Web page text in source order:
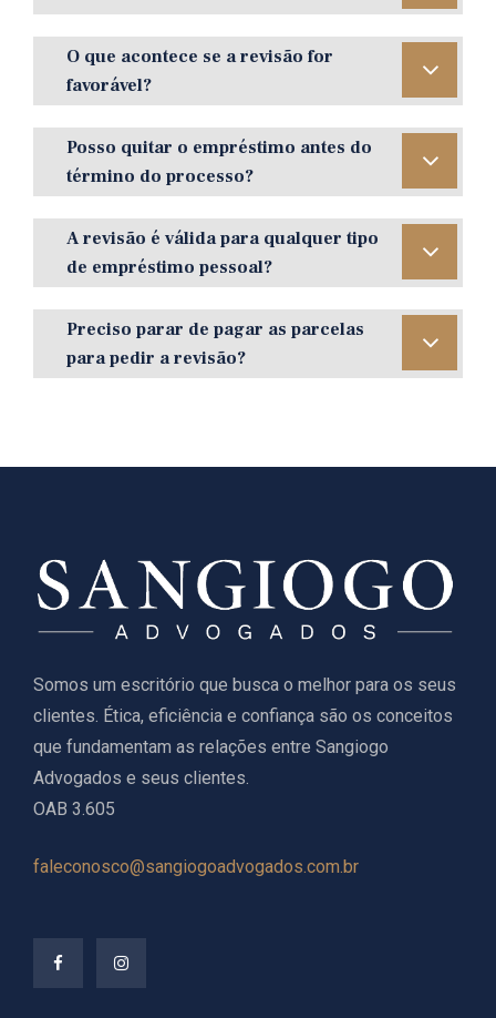
O que acontece se a revisão for
favorável?
Posso quitar o empréstimo antes do
término do processo?
A revisão é válida para qualquer tipo
de empréstimo pessoal?
Preciso parar de pagar as parcelas
para pedir a revisão?
Somos um escritório que busca o melhor para os seus
clientes. Ética, eficiência e confiança são os conceitos
que fundamentam as relações entre Sangiogo
Advogados e seus clientes.
OAB 3.605
faleconosco@sangiogoadvogados.com.br